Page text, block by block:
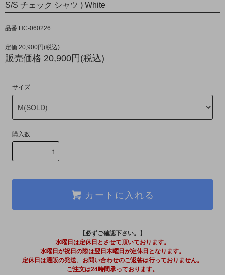
S/S チェック シャツ ) White
品番:HC-060226
定価 20,900円(税込)
販売価格 20,900円(税込)
サイズ
購入数
カートに入れる
【必ずご確認下さい。】
水曜日は定休日とさせて頂いております。
水曜日が祝日の際は翌日木曜日が定休日となります。
定休日は通販の発送、お問い合わせのご返答は行っておりません。
ご注文は24時間承っております。